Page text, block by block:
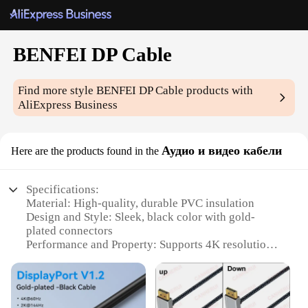
BENFEI DP Cable
Find more styleBENFEI DP Cable products with
AliExpress Business
Here are the products found in the Аудио и видео кабели
Specifications:
Material: High-quality, durable PVC insulation
Design and Style: Sleek, black color with gold-
plated connectors
Performance and Property: Supports 4K resolution
Parts and Accessories: Includes a BENFEI DP Cable
with a male-to-male connector
Typical Adaptive Scenario: Ideal for connecting